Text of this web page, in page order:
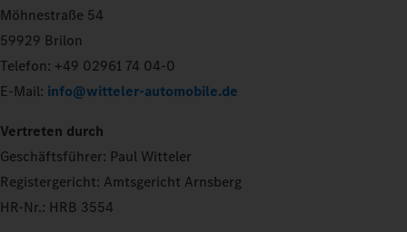
Möhnestraße 54
59929 Brilon
Telefon: +49 02961 74 04-0
E-Mail: info@witteler-automobile.de
Vertreten durch
Geschäftsführer: Paul Witteler
Registergericht: Amtsgericht Arnsberg
HR-Nr.: HRB 3554